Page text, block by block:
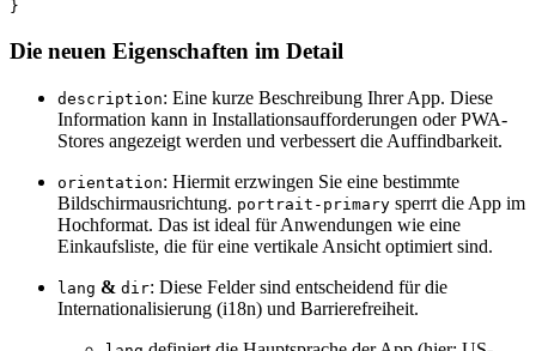
Die neuen Eigenschaften im Detail
description: Eine kurze Beschreibung Ihrer App. Diese
Information kann in Installationsaufforderungen oder PWA-
Stores angezeigt werden und verbessert die Auffindbarkeit.
orientation: Hiermit erzwingen Sie eine bestimmte
Bildschirmausrichtung. portrait-primary sperrt die App im
Hochformat. Das ist ideal für Anwendungen wie eine
Einkaufsliste, die für eine vertikale Ansicht optimiert sind.
lang & dir: Diese Felder sind entscheidend für die
Internationalisierung (i18n) und Barrierefreiheit.